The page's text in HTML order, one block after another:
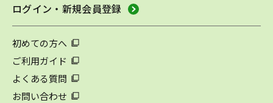
ログイン・新規会員登録
初めての方へ
ご利用ガイド
よくある質問
お問い合わせ